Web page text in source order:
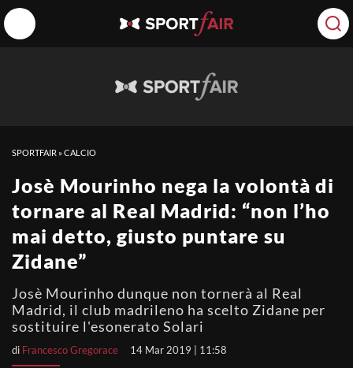
SPORTFAIR »CALCIO
Josè Mourinho nega la volontà di
tornare al Real Madrid: “non l’ho
mai detto, giusto puntare su
Zidane”
Josè Mourinho dunque non tornerà al Real
Madrid, il club madrileno ha scelto Zidane per
sostituire l'esonerato Solari
di Francesco Gregorace 14 Mar 2019 | 11:58